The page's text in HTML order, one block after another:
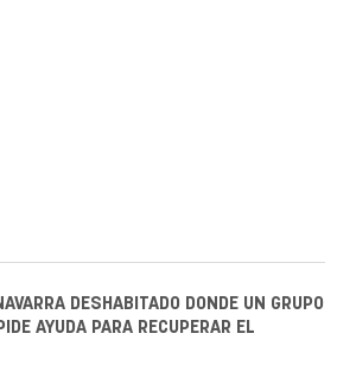
DESHABITADO DONDE UN GRUPO
AYUDA PARA RECUPERAR EL